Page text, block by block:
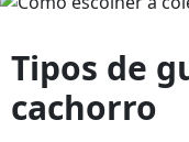
escolher
coleira
Tipos de
cachorro